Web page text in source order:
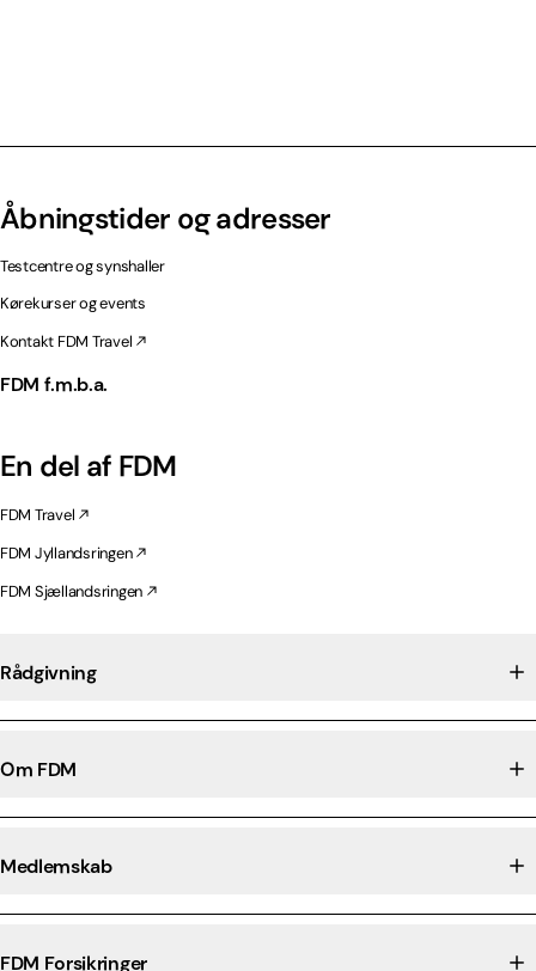
Åbningstider og adresser
Testcentre og synshaller
Kørekurser og events
Kontakt FDM Travel
FDM f.m.b.a.
En del af FDM
FDM Travel
FDM Jyllandsringen
FDM Sjællandsringen
Rådgivning
Om FDM
Medlemskab
FDM Forsikringer